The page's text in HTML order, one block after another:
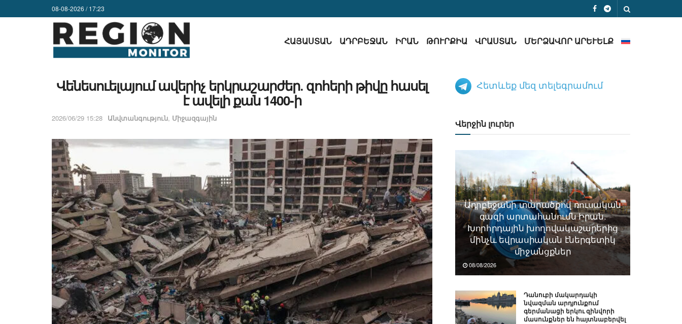
08-08-2026 / 17:23
ՀԱՅԱՍՏԱՆ ԱԴՐԲԵՋԱՆ ԻՐԱՆ ԹՈՒՐՔԻԱ ՎՐԱՍՏԱՆ ՄԵՐՁԱՎՈՐ ԱՐԵՒԵԼՔ
Վենեսուելայում ավերիչ երկրաշարժեր․ զոհերի թիվը հասել
է ավելի քան 1400-ի
2026/06/29 15:28 Անվտանգություն, Միջազգային
Հետևեք մեզ տելեգրամում
Վերջին լուրեր
Ադրբեջանի տարածքով ռուսական
գազի արտահանումն Իրան.
Խորհրդային խողովակաշարերից
մինչև եվրասիական էներգետիկ
միջանցքներ
08/08/2026
Դանուբի մակարդակի
նվազման արդյունքում
գերմանացի երկու զինվորի
մասունքներ են հայտնաբերվել